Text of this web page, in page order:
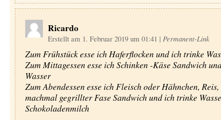
Ricardo
Erstellt am 1. Februar 2019 um 01:41 | Permanent-Link
Zum Frühstück esse ich Haferflocken und ich trinke
Zum Mittagessen esse ich Schinken -Käse Sandwich
Wasser
Zum Abendessen esse ich Fleisch oder Hähnchen,
machmal gegrillter Fase Sandwich und ich trinke
Schokoladenmilch